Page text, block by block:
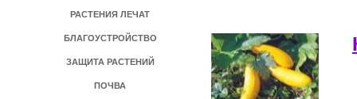
РАСТЕНИЯ ЛЕЧАТ
БЛАГОУСТРОЙСТВО
ЗАЩИТА РАСТЕНИЙ
ПОЧВА